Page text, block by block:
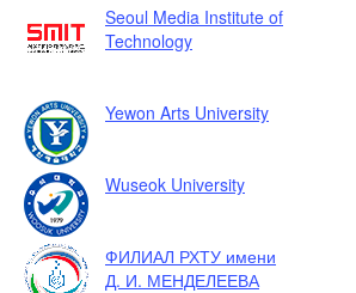
Seoul Media Institute of
Technology
Yewon Arts University
Wuseok University
ФИЛИАЛ РХТУ имени
Д. И. МЕНДЕЛЕЕВА